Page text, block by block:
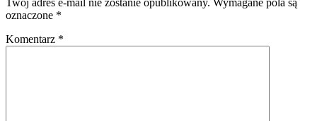
Twój adres e-mail nie zostanie opublikowany. Wymagane pola są
oznaczone *
Komentarz *